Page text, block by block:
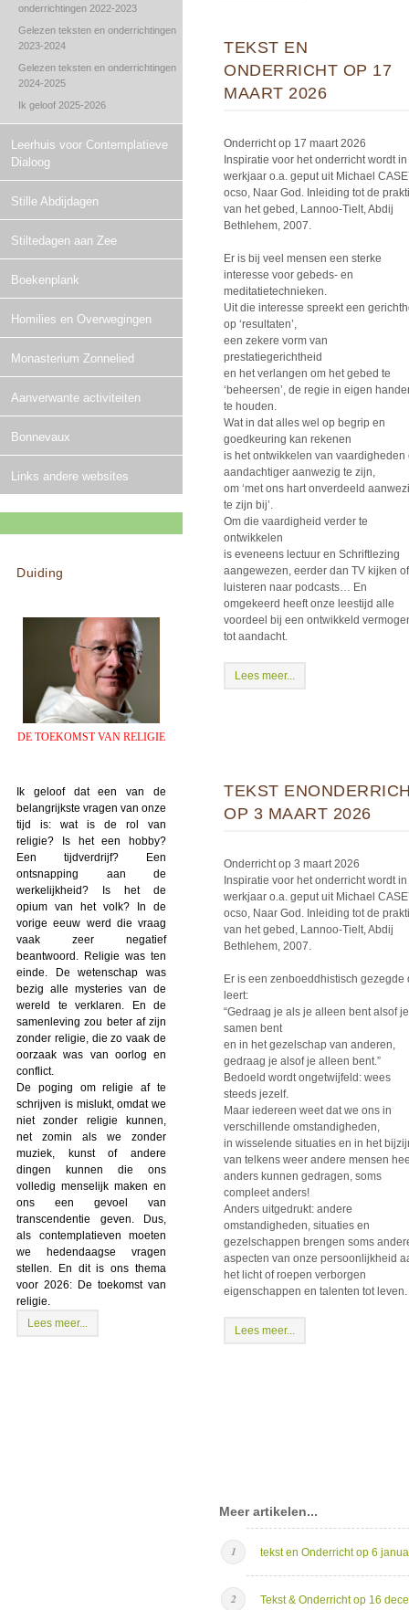
onderrichtingen 2022-2023
Gelezen teksten en onderrichtingen
2023-2024
Gelezen teksten en onderrichtingen
2024-2025
Ik geloof 2025-2026
Leerhuis voor Contemplatieve
Dialoog
Stille Abdijdagen
Stiltedagen aan Zee
Boekenplank
Homilies en Overwegingen
Monasterium Zonnelied
Aanverwante activiteiten
Bonnevaux
Links andere websites
Duiding
DE TOEKOMST VAN RELIGIE
Ik geloof dat een van de
belangrijkste vragen van onze
tijd is: wat is de rol van
religie? Is het een hobby?
Een tijdverdrijf? Een
ontsnapping aan de
werkelijkheid? Is het de
opium van het volk? In de
vorige eeuw werd die vraag
vaak zeer negatief
beantwoord. Religie was ten
einde. De wetenschap was
bezig alle mysteries van de
wereld te verklaren. En de
samenleving zou beter af zijn
zonder religie, die zo vaak de
oorzaak was van oorlog en
conflict.
De poging om religie af te
schrijven is mislukt, omdat we
niet zonder religie kunnen,
net zomin als we zonder
muziek, kunst of andere
dingen kunnen die ons
volledig menselijk maken en
ons een gevoel van
transcendentie geven. Dus,
als contemplatieven moeten
we hedendaagse vragen
stellen. En dit is ons thema
voor 2026: De toekomst van
religie.
Lees meer...
TEKST EN
ONDERRICHT OP 17
MAART 2026
Onderricht op 17 maart 2026
Inspiratie voor het onderricht wordt
werkjaar o.a. geput uit Michael
ocso, Naar God. Inleiding tot de
van het gebed, Lannoo-Tielt, Abdij
Bethlehem, 2007.
Er is bij veel mensen een sterke
interesse voor gebeds- en
meditatietechnieken.
Uit die interesse spreekt een
op ‘resultaten’,
een zekere vorm van
prestatiegerichtheid
en het verlangen om het gebed te
‘beheersen’, de regie in eigen
te houden.
Wat in dat alles wel op begrip en
goedkeuring kan rekenen
is het ontwikkelen van vaardigheden
aandachtiger aanwezig te zijn,
om ‘met ons hart onverdeeld
te zijn bij’.
Om die vaardigheid verder te
ontwikkelen
is eveneens lectuur en Schriftlezing
aangewezen, eerder dan TV kijken of
luisteren naar podcasts… En
omgekeerd heeft onze leestijd alle
voordeel bij een ontwikkeld
tot aandacht.
Lees meer...
TEKST
OP 3 MAART 2026
Onderricht op 3 maart 2026
Inspiratie voor het onderricht wordt
werkjaar o.a. geput uit Michael
ocso, Naar God. Inleiding tot de
van het gebed, Lannoo-Tielt, Abdij
Bethlehem, 2007.
Er is een zenboeddhistisch gezegde
leert:
“Gedraag je als je alleen bent alsof je
samen bent
en in het gezelschap van anderen,
gedraag je alsof je alleen bent.”
Bedoeld wordt ongetwijfeld: wees
steeds jezelf.
Maar iedereen weet dat we ons in
verschillende omstandigheden,
in wisselende situaties en in het
van telkens weer andere mensen
anders kunnen gedragen, soms
compleet anders!
Anders uitgedrukt: andere
omstandigheden, situaties en
gezelschappen brengen soms
aspecten van onze persoonlijkheid
het licht of roepen verborgen
eigenschappen en talenten tot leven.
Lees meer...
Meer artikelen...
tekst en Onderricht op 6
Tekst & Onderricht op 16